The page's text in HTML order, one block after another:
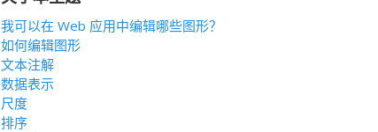
我可以在 Web 应用中编辑哪些图形？
如何编辑图形
文本注解
数据表示
尺度
排序